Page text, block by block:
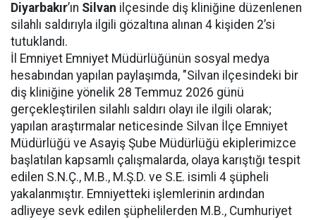
Diyarbakır’ın Silvan ilçesinde diş kliniğine düzenlenen
silahlı saldırıyla ilgili gözaltına alınan 4 kişiden 2’si
tutuklandı.
İl Emniyet Emniyet Müdürlüğünün sosyal medya
hesabından yapılan paylaşımda, "Silvan ilçesindeki bir
diş kliniğine yönelik 28 Temmuz 2026 günü
gerçekleştirilen silahlı saldırı olayı ile ilgili olarak;
yapılan araştırmalar neticesinde Silvan İlçe Emniyet
Müdürlüğü ve Asayiş Şube Müdürlüğü ekiplerimizce
başlatılan kapsamlı çalışmalarda, olaya karıştığı tespit
edilen S.N.Ç., M.B., M.Ş.D. ve S.E. isimli 4 şüpheli
yakalanmıştır. Emniyetteki işlemlerinin ardından
adliyeye sevk edilen şüphelilerden M.B., Cumhuriyet